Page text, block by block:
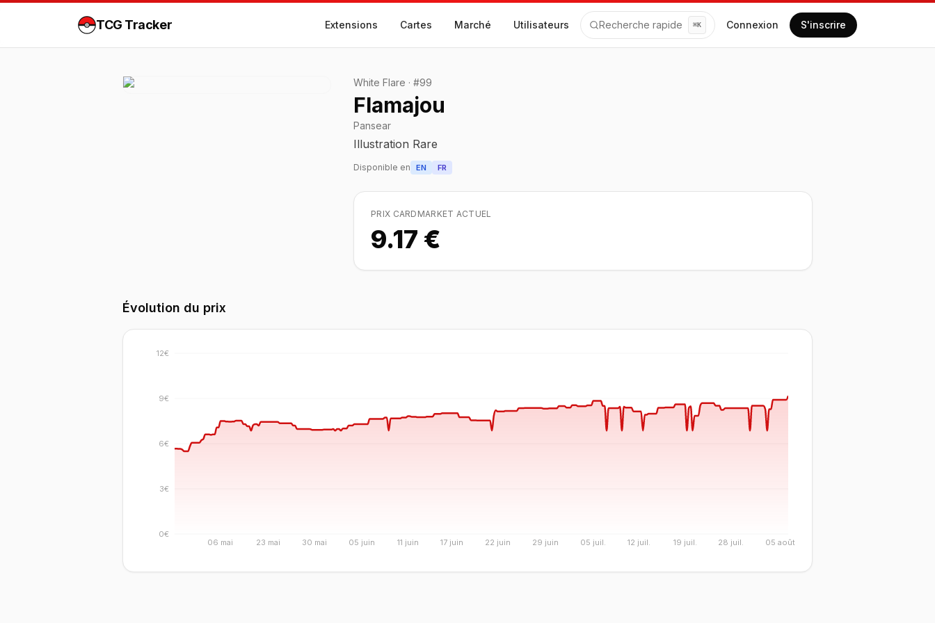
TCG Tracker Extensions Cartes Marché Utilisateurs Recherche rapide ⌘K Connexion S'inscrire
White Flare · #99
Flamajou
Pansear
Illustration Rare
Disponible en EN FR
PRIX CARDMARKET ACTUEL
9.17 €
Évolution du prix
06 mai 23 mai 30 mai 05 juin 11 juin 17 juin 22 juin 29 juin 05 juil. 12 juil. 19 juil. 28 juil. 05 août
0€
3€
6€
9€
12€